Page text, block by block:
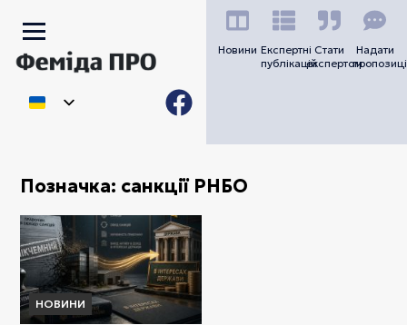
Новини Експертні
публікацій
Стати
експертом
Надати
Позначка: санкції РНБО
НОВИНИ